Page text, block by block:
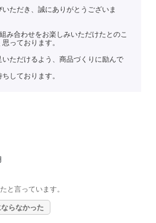
ただき、誠にありがとうございま
み合わせをお楽しみいただけたとのこ
っております。
いただけるよう、商品づくりに励んで
しております。
と言っています。
らなかった